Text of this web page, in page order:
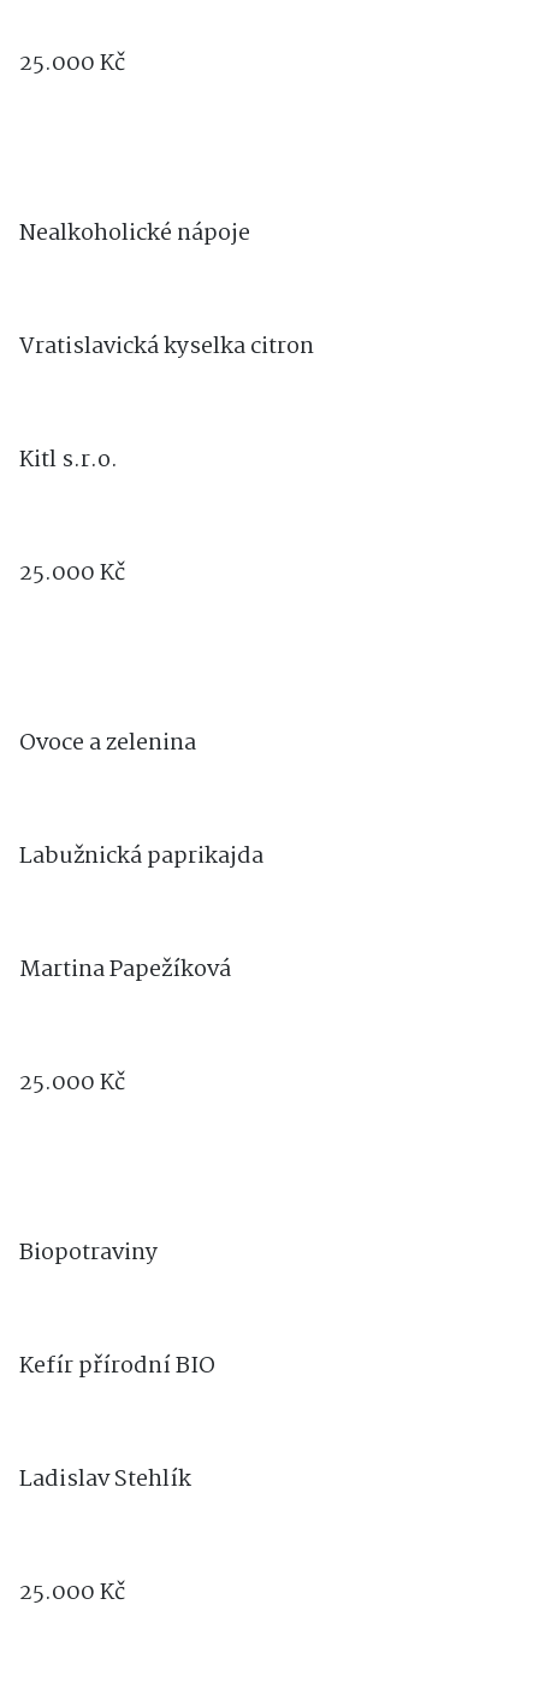
25.000 Kč
Nealkoholické nápoje
Vratislavická kyselka citron
Kitl s.r.o.
25.000 Kč
Ovoce a zelenina
Labužnická paprikajda
Martina Papežíková
25.000 Kč
Biopotraviny
Kefír přírodní BIO
Ladislav Stehlík
25.000 Kč